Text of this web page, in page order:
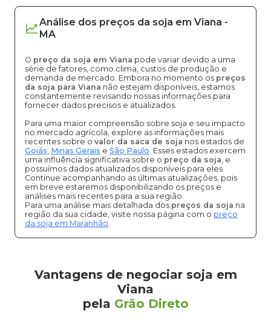
Análise dos preços da soja em Viana -
MA
O preço da soja em Viana pode variar devido a uma
série de fatores, como clima, custos de produção e
demanda de mercado. Embora no momento os preços
da soja para Viana não estejam disponíveis, estamos
constantemente revisando nossas informações para
fornecer dados precisos e atualizados.
Para uma maior compreensão sobre soja e seu impacto
no mercado agrícola, explore as informações mais
recentes sobre o valor da saca de soja nos estados de
Goiás, Minas Gerais e São Paulo. Esses estados exercem
uma influência significativa sobre o preço da soja, e
possuímos dados atualizados disponíveis para eles.
Continue acompanhando as últimas atualizações, pois
em breve estaremos disponibilizando os preços e
análises mais recentes para a sua região.
Para uma análise mais detalhada dos preços da soja na
região da sua cidade, visite nossa página com o preço
da soja em Maranhão.
Vantagens de negociar soja em
Viana
pela Grão Direto